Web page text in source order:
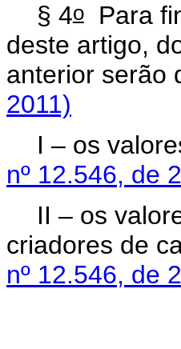
§ 4oPara
deste artigo,
anterior serão
2011)
I – os
nº 12.546, de
II – os
criadores de
nº 12.546, de